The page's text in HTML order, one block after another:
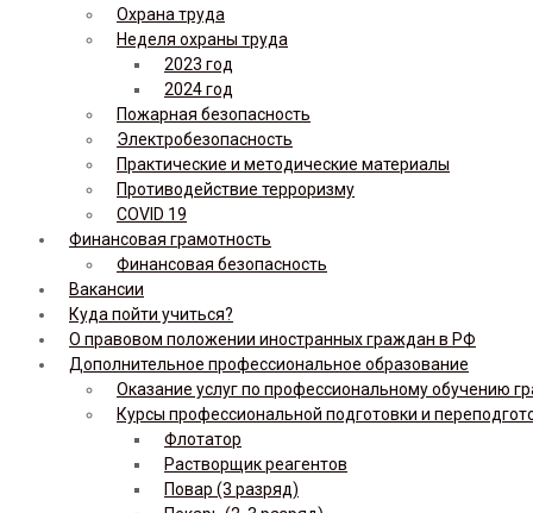
Охрана труда
Неделя охраны труда
2023 год
2024 год
Пожарная безопасность
Электробезопасность
Практические и методические материалы
Противодействие терроризму
COVID 19
Финансовая грамотность
Финансовая безопасность
Вакансии
Куда пойти учиться?
О правовом положении иностранных граждан в РФ
Дополнительное профессиональное образование
Оказание услуг по профессиональному обучению
Курсы профессиональной подготовки и
Флотатор
Растворщик реагентов
Повар (3 разряд)